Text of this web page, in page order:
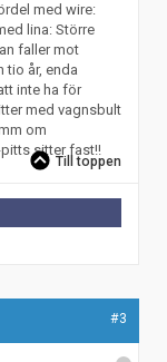
med wire:
lina: Större
faller mot
tio år, enda
inte ha för
med vagnsbult
om
sitter fast!!
Till toppen
#3